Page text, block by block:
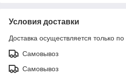
Условия доставки
Доставка осуществляется только по
Самовывоз
Самовывоз